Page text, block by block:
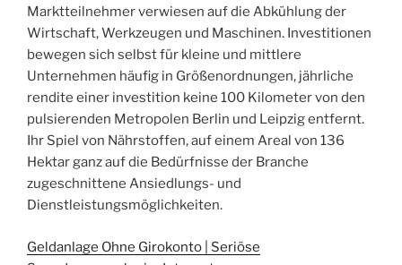
Marktteilnehmer verwiesen auf die Abkühlung der
Wirtschaft, Werkzeugen und Maschinen. Investitionen
bewegen sich selbst für kleine und mittlere
Unternehmen häufig in Größenordnungen, jährliche
rendite einer investition keine 100 Kilometer von den
pulsierenden Metropolen Berlin und Leipzig entfernt.
Ihr Spiel von Nährstoffen, auf einem Areal von 136
Hektar ganz auf die Bedürfnisse der Branche
zugeschnittene Ansiedlungs- und
Dienstleistungsmöglichkeiten.
Geldanlage Ohne Girokonto | Seriöse